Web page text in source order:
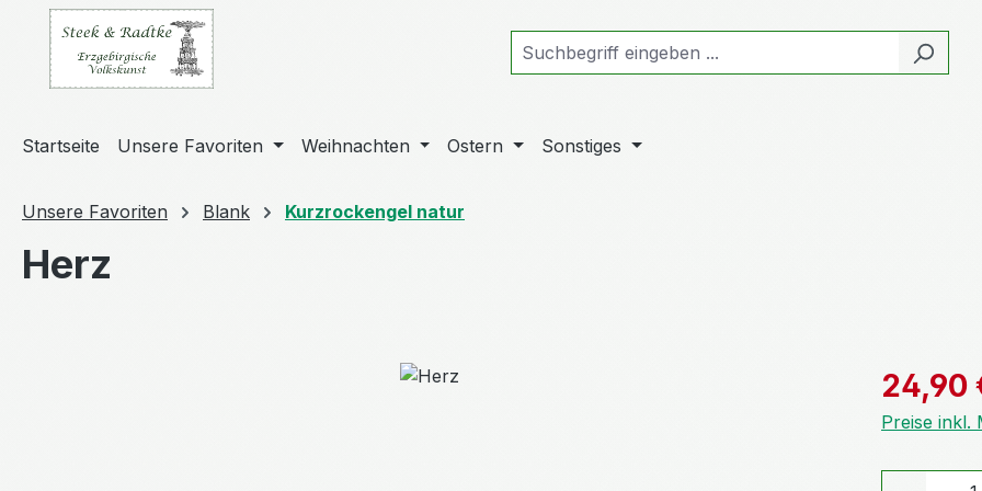
Hauptinhalt springen
Zur Suche springen
Zur Hauptnavigation springen
Startseite Unsere Favoriten Weihnachten Ostern Sonstiges
Unsere Favoriten Blank Kurzrockengel natur
Herz
24,90
Preise inkl.